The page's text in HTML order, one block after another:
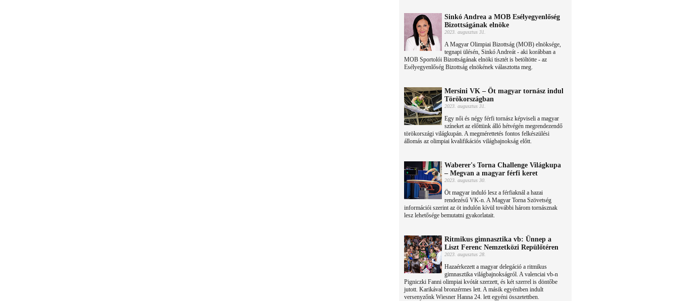
Sinkó Andrea a MOB Esélyegyenlőség
Bizottságának elnöke
2023. augusztus 31.
A Magyar Olimpiai Bizottság (MOB) elnöksége,
tegnapi ülésén, Sinkó Andreát - aki korábban a
MOB Sportolói Bizottságának elnöki tisztét is betöltötte - az
Esélyegyenlőség Bizottság elnökének választotta meg.
Mersini VK – Öt magyar tornász indul
Törökországban
2023. augusztus 31.
Egy női és négy férfi tornász képviseli a magyar
színeket az előttünk álló hétvégén megrendezendő
törökországi világkupán. A megmérettetés fontos felkészülési
állomás az olimpiai kvalifikációs világbajnokság előtt.
Waberer's Torna Challenge Világkupa
– Megvan a magyar férfi keret
2023. augusztus 30.
Öt magyar induló lesz a férfiaknál a hazai
rendezésű VK-n. A Magyar Torna Szövetség
információi szerint az öt indulón kívül további három tornásznak
lesz lehetősége bemutatni gyakorlatait.
Ritmikus gimnasztika vb: Ünnep a
Liszt Ferenc Nemzetközi Repülőtéren
2023. augusztus 28.
Hazaérkezett a magyar delegáció a ritmikus
gimnasztika világbajnokságról. A valenciai vb-n
Pigniczki Fanni olimpiai kvótát szerzett, és két szerrel is döntőbe
jutott. Karikával bronzérmes lett. A másik egyéniben indult
versenyzőnk Wiesner Hanna 24. lett egyéni összetettben.